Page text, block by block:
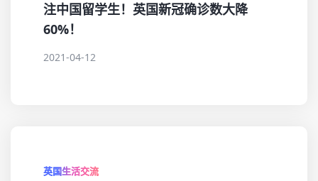
注中国留学生！英国新冠确诊数大降
60%！
2021-04-12
英国生活交流